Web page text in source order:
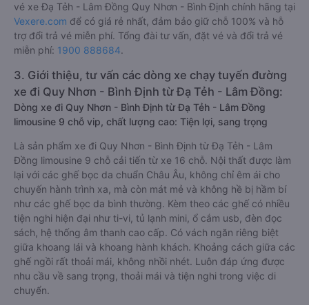
vé xe Đạ Tẻh - Lâm Đồng Quy Nhơn - Bình Định chính hãng tại
Vexere.com để có giá rẻ nhất, đảm bảo giữ chỗ 100% và hỗ
trợ đổi trả vé miễn phí. Tổng đài tư vấn, đặt vé và đổi trả vé
miễn phí: 1900 888684.
3. Giới thiệu, tư vấn các dòng xe chạy tuyến đường
xe đi Quy Nhơn - Bình Định từ Đạ Tẻh - Lâm Đồng:
Dòng xe đi Quy Nhơn - Bình Định từ Đạ Tẻh - Lâm Đồng
limousine 9 chỗ vip, chất lượng cao: Tiện lợi, sang trọng
Là sản phẩm xe đi Quy Nhơn - Bình Định từ Đạ Tẻh - Lâm
Đồng limousine 9 chỗ cải tiến từ xe 16 chỗ. Nội thất được làm
lại với các ghế bọc da chuẩn Châu Âu, không chỉ êm ái cho
chuyến hành trình xa, mà còn mát mẻ và không hề bị hầm bí
như các ghế bọc da bình thường. Kèm theo các ghế có nhiều
tiện nghi hiện đại như ti-vi, tủ lạnh mini, ổ cắm usb, đèn đọc
sách, hệ thống âm thanh cao cấp. Có vách ngăn riêng biệt
giữa khoang lái và khoang hành khách. Khoảng cách giữa các
ghế ngồi rất thoải mái, không nhồi nhét. Luôn đáp ứng được
nhu cầu về sang trọng, thoải mái và tiện nghi trong việc di
chuyển.